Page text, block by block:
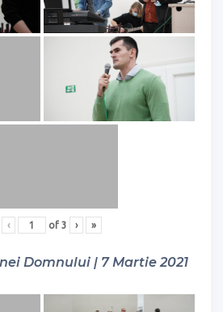
‹ of 3 › »
Domnului | 7 Martie 2021